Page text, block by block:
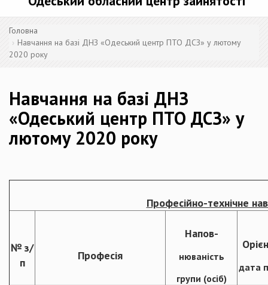
Головна
Навчання на базі ДНЗ «Одеський центр ПТО ДСЗ» у лютому
2020 року
Навчання на базі ДНЗ
«Одеський центр ПТО ДСЗ» у
лютому 2020 року
Професійно-технічне
№ з/
п
Професія
Напов-
нюваність
групи (осіб)
дата